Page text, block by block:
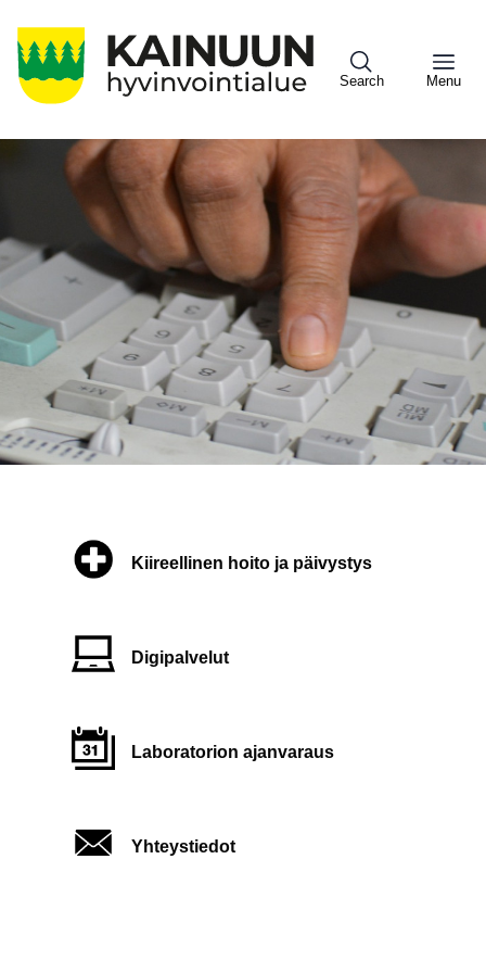
pääsisältöön
Search Menu
Sote
Menu
Asiakkaille
Kiireellinen hoito ja päivystys
Digipalvelut
Laboratorion ajanvaraus
Yhteystiedot